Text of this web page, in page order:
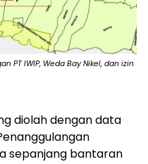
PT IWIP, Weda Bay Nikel, dan izin
diolah dengan data
sepanjang bantaran